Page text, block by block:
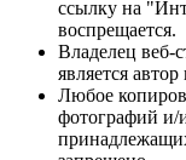
ссылку на
воспрещается.
Владелец веб-
является
Любое
фотографий и/